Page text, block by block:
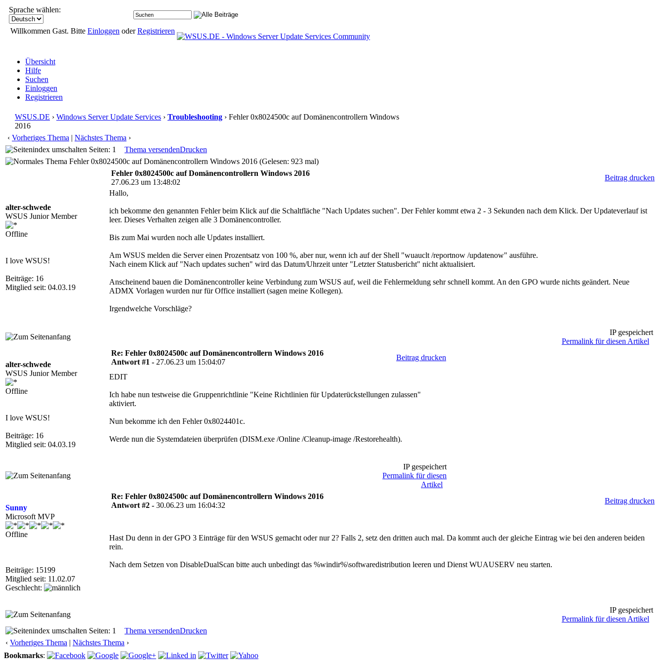
Sprache wählen:
Willkommen Gast. Bitte Einloggen oderRegistrieren
Übersicht
Hilfe
Suchen
Einloggen
Registrieren
WSUS.DE › Windows Server Update Services › Troubleshooting › Fehler 0x8024500c auf Domänencontrollern Windows
2016
‹ Vorheriges Thema | Nächstes Thema ›
Seiten: 1
Thema versendenDrucken
Fehler 0x8024500c auf Domänencontrollern Windows 2016 (Gelesen: 923 mal)
alter-schwede
WSUS Junior Member
Offline
I love WSUS!
Beiträge: 16
Mitglied seit: 04.03.19
Fehler 0x8024500c auf Domänencontrollern Windows 2016
27.06.23 um 13:48:02
Beitrag drucken
Hallo,
ich bekomme den genannten Fehler beim Klick auf die Schaltfläche "Nach Updates suchen". Der Fehler kommt etwa 2 - 3 Sekunden nach dem Klick. Der Updateverlauf ist
leer. Dieses Verhalten zeigen alle 3 Domänencontroller.
Bis zum Mai wurden noch alle Updates installiert.
Am WSUS melden die Server einen Prozentsatz von 100 %, aber nur, wenn ich auf der Shell "wuauclt /reportnow /updatenow" ausführe.
Nach einem Klick auf "Nach updates suchen" wird das Datum/Uhrzeit unter "Letzter Statusbericht" nicht aktualisiert.
Anscheinend bauen die Domänencontroller keine Verbindung zum WSUS auf, weil die Fehlermeldung sehr schnell kommt. An den GPO wurde nichts geändert. Neue
ADMX Vorlagen wurden nur für Office installiert (sagen meine Kollegen).
Irgendwelche Vorschläge?
IP gespeichert
Permalink für diesen Artikel
alter-schwede
WSUS Junior Member
Offline
I love WSUS!
Beiträge: 16
Mitglied seit: 04.03.19
Re: Fehler 0x8024500c auf Domänencontrollern Windows 2016
Antwort #1 - 27.06.23 um 15:04:07
Beitrag drucken
EDIT
Ich habe nun testweise die Gruppenrichtlinie "Keine Richtlinien für Updaterückstellungen zulassen"
aktiviert.
Nun bekomme ich den Fehler 0x8024401c.
Werde nun die Systemdateien überprüfen (DISM.exe /Online /Cleanup-image /Restorehealth).
IP gespeichert
Permalink für diesen
Artikel
Sunny
Microsoft MVP
Offline
Beiträge: 15199
Mitglied seit: 11.02.07
Geschlecht:
Re: Fehler 0x8024500c auf Domänencontrollern Windows 2016
Antwort #2 - 30.06.23 um 16:04:32
Beitrag drucken
Hast Du denn in der GPO 3 Einträge für den WSUS gemacht oder nur 2? Falls 2, setz den dritten auch mal. Da kommt auch der gleiche Eintrag wie bei den anderen beiden
rein.
Nach dem Setzen von DisableDualScan bitte auch unbedingt das %windir%\softwaredistribution leeren und Dienst WUAUSERV neu starten.
IP gespeichert
Permalink für diesen Artikel
Seiten: 1
Thema versendenDrucken
‹ Vorheriges Thema | Nächstes Thema ›
Bookmarks: